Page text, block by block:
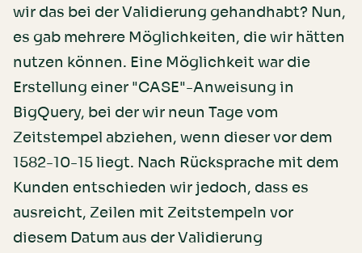
wir das bei der Validierung gehandhabt? Nun,
es gab mehrere Möglichkeiten, die wir hätten
nutzen können. Eine Möglichkeit war die
Erstellung einer "CASE"-Anweisung in
BigQuery, bei der wir neun Tage vom
Zeitstempel abziehen, wenn dieser vor dem
1582-10-15 liegt. Nach Rücksprache mit dem
Kunden entschieden wir jedoch, dass es
ausreicht, Zeilen mit Zeitstempeln vor
diesem Datum aus der Validierung